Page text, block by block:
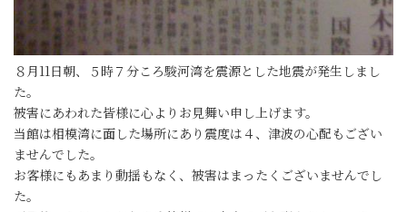
８月11日朝、５時７分ころ駿河湾を震源とした地震が発生しまし
た。
被害にあわれた皆様に心よりお見舞い申し上げます。
当館は相模湾に面した場所にあり震度は４、津波の心配もござい
ませんでした。
お客様にもあまり動揺もなく、被害はまったくございませんでし
た。